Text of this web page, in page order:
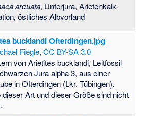
arcuata, Unterjura, Arietenkalk-
östliches Albvorland
bucklandi Ofterdingen.jpg
Fiegle,CC BY-SA 3.0
von Arietites bucklandi, Leitfossil
Jura alpha 3, aus einer
in Ofterdingen (Lkr. Tübingen).
dieser Art und dieser Größe sind nicht